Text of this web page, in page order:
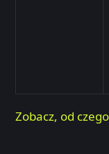
Zobacz, od